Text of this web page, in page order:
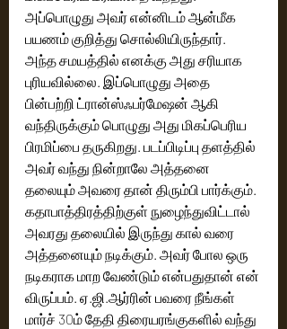
அப்பொழுது அவர் என்னிடம் ஆன்மீக
பயணம் குறித்து சொல்லியிருந்தார்.
அந்த சமயத்தில் எனக்கு அது சரியாக
புரியவில்லை. இப்பொழுது அதை
பின்பற்றி ட்ரான்ஸ்ஃபர்மேஷன் ஆகி
வந்திருக்கும் பொழுது அது மிகப்பெரிய
பிரமிப்பை தருகிறது. படப்பிடிப்பு தளத்தில்
அவர் வந்து நின்றாலே அத்தனை
தலையும் அவரை தான் திரும்பி பார்க்கும்.
கதாபாத்திரத்திற்குள் நுழைந்துவிட்டால்
அவரது தலையில் இருந்து கால் வரை
அத்தனையும் நடிக்கும். அவர் போல ஒரு
நடிகராக மாற வேண்டும் என்பதுதான் என்
விருப்பம். ஏ.ஜி.ஆர்ரின் பவரை நீங்கள்
மார்ச் 30ம் தேதி திரையரங்குகளில் வந்து